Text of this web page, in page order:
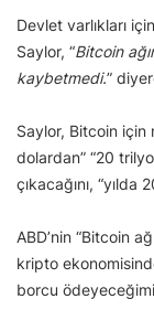
Devlet varlıkları
Saylor, “Bitcoin
kaybetmedi.”
Saylor, Bitcoin
dolardan” “20
çıkacağını,
ABD’nin “Bitcoin
kripto
borcu